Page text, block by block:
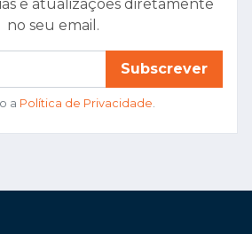
e atualizações diretamente
no seu email.
Subscrever
a Política de Privacidade.